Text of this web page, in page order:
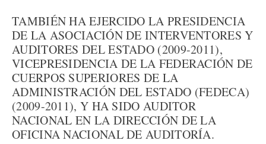
TAMBIÉN HA EJERCIDO LA PRESIDENCIA
DE LA ASOCIACIÓN DE INTERVENTORES Y
AUDITORES DEL ESTADO (2009-2011),
VICEPRESIDENCIA DE LA FEDERACIÓN DE
CUERPOS SUPERIORES DE LA
ADMINISTRACIÓN DEL ESTADO (FEDECA)
(2009-2011), Y HA SIDO AUDITOR
NACIONAL EN LA DIRECCIÓN DE LA
OFICINA NACIONAL DE AUDITORÍA.